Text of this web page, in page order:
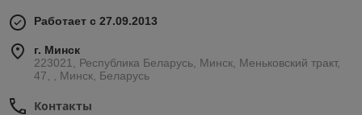
Работает с 27.09.2013
г. Минск
223021, Республика Беларусь, Минск, Меньковский тракт,
47, , Минск, Беларусь
Контакты